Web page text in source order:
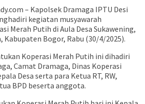
– Kapolsek Dramaga IPTU Desi
kegiatan musyawarah
Merah Putih di Aula Desa Sukawening,
Kabupaten Bogor, Rabu (30/4/2025).
Koperasi Merah Putih ini dihadiri
Camat Dramaga, Dinas Koperasi
Desa serta para Ketua RT, RW,
BPD beserta anggota.